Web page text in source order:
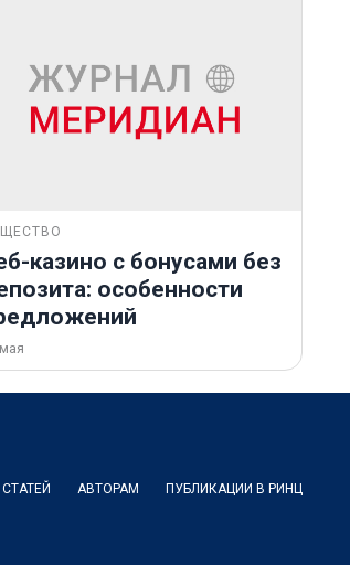
казино с бонусами без
особенности
АВТОРАМ ПУБЛИКАЦИИ В РИНЦ